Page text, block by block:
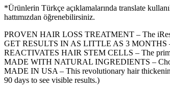
*Ürünlerin Türkçe açıklamalarında translate
hattımızdan öğrenebilirsiniz.
PROVEN HAIR LOSS TREATMENT – The
GET RESULTS IN AS LITTLE AS 3 MONTHS –
REACTIVATES HAIR STEM CELLS – The
MADE WITH NATURAL INGREDIENTS –
MADE IN USA – This revolutionary hair
90 days to see visible results.)